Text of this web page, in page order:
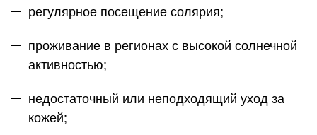
регулярное посещение солярия;
проживание в регионах с высокой солнечной
активностью;
недостаточный или неподходящий уход за
кожей;